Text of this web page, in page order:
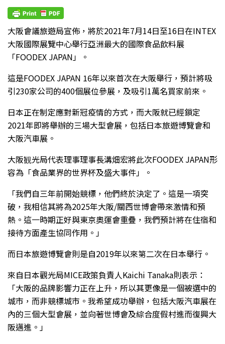
大阪會議旅遊局宣佈，將於2021年7月14日至16日在INTEX
大阪國際展覽中心舉行亞洲最大的國際食品飲料展
「FOODEX JAPAN」。
這是FOODEX JAPAN 16年以來首次在大阪舉行，預計將吸
引230家公司的400個展位參展，及吸引1萬名買家前來。
日本正在制定應對新冠疫情的方式，而大阪就已經鎖定
2021年即將舉辦的三場大型會展，包括日本旅遊博覽會和
大阪汽車展。
大阪観光局代表理事理事長溝畑宏將此次FOODEX JAPAN形
容為「食品業界的世界杯及盛大事件」。
「我們自三年前開始競標，他們終於決定了。這是一項突
破，我相信其將為2025年大阪/關西世博會帶來激情和預
熱。這一時期正好與東京奧運會重疊，我們預計將在住宿和
接待方面產生協同作用。」
而日本旅遊博覽會則是自2019年以來第二次在日本舉行。
來自日本觀光局MICE政策負責人Kaichi Tanaka則表示：
「大阪的品牌影響力正在上升，所以其更像是一個被選中的
城市，而非競標城市。我希望成功舉辦，包括大阪汽車展在
內的三個大型會展，並向著世博會及綜合度假村進而復興大
阪邁進。」